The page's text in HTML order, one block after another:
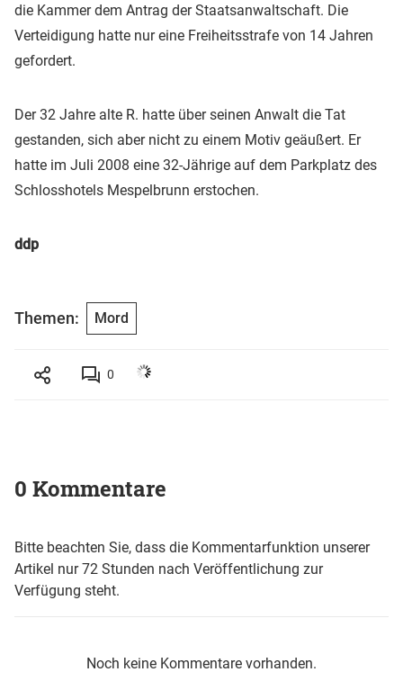
die Kammer dem Antrag der Staatsanwaltschaft. Die
Verteidigung hatte nur eine Freiheitsstrafe von 14 Jahren
gefordert.
Der 32 Jahre alte R. hatte über seinen Anwalt die Tat
gestanden, sich aber nicht zu einem Motiv geäußert. Er
hatte im Juli 2008 eine 32-Jährige auf dem Parkplatz des
Schlosshotels Mespelbrunn erstochen.
ddp
Themen: Mord
0
0 Kommentare
Bitte beachten Sie, dass die Kommentarfunktion unserer
Artikel nur 72 Stunden nach Veröffentlichung zur
Verfügung steht.
Noch keine Kommentare vorhanden.